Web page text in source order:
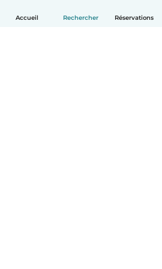
Accueil Rechercher Réservations